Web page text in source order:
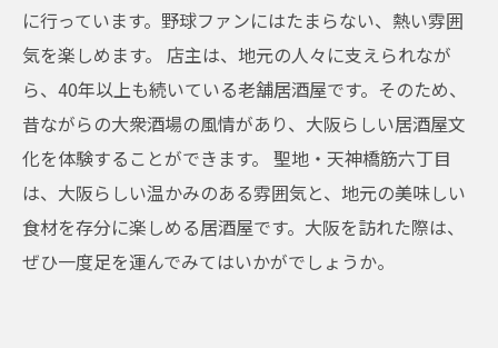
に行っています。野球ファンにはたまらない、熱い雰囲
気を楽しめます。 店主は、地元の人々に支えられなが
ら、40年以上も続いている老舗居酒屋です。そのため、
昔ながらの大衆酒場の風情があり、大阪らしい居酒屋文
化を体験することができます。 聖地・天神橋筋六丁目
は、大阪らしい温かみのある雰囲気と、地元の美味しい
食材を存分に楽しめる居酒屋です。大阪を訪れた際は、
ぜひ一度足を運んでみてはいかがでしょうか。